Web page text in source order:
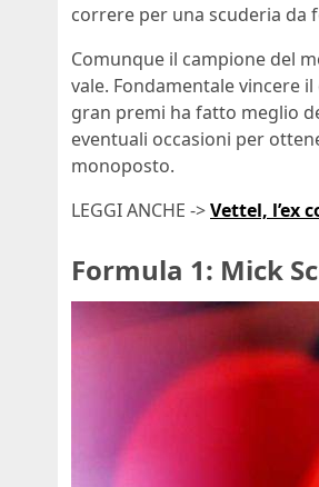
correre per una scuderia da
Comunque il campione del
vale. Fondamentale vincere
gran premi ha fatto meglio
eventuali occasioni per
monoposto.
LEGGI ANCHE ->Vettel, l’ex
Formula 1: Mick